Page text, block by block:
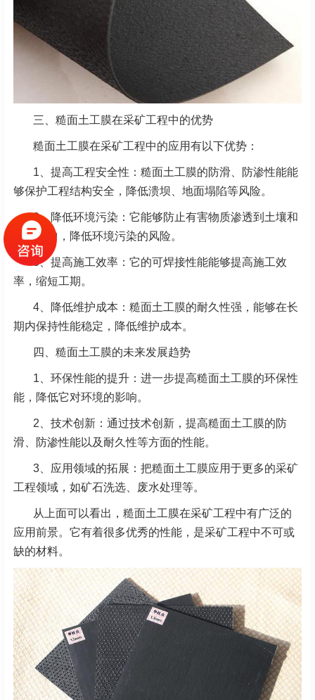
三、糙面土工膜在采矿工程中的优势
糙面土工膜在采矿工程中的应用有以下优势：
1、提高工程安全性：糙面土工膜的防滑、防渗性能能
够保护工程结构安全，降低溃坝、地面塌陷等风险。
2、 降低环境污染：它能够防止有害物质渗透到土壤和
地下水中，降低环境污染的风险。
3、提高施工效率：它的可焊接性能能够提高施工效
率，缩短工期。
4、
降低维护成本：糙面土工膜的耐久性强，能够在长
期内保持性能稳定，降低维护成本。
四、糙面土工膜的未来发展趋势
1、 环保性能的提升：进一步提高糙面土工膜的环保性
能，降低它对环境的影响。
2、技术创新：通过技术创新，提高糙面土工膜的防
滑、防渗性能以及耐久性等方面的性能。
3、 应用领域的拓展：把糙面土工膜应用于更多的采矿
工程领域，如矿石洗选、废水处理等。
从上面可以看出，糙面土工膜在采矿工程中有广泛的
应用前景。它有着很多优秀的性能，是采矿工程中不可或
缺的材料。